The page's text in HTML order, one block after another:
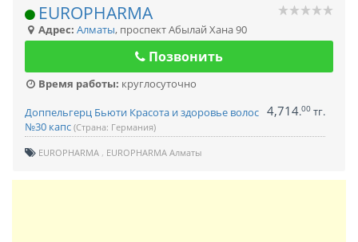
EUROPHARMA
Адрес: Алматы, проспект Абылай Хана 90
Позвонить
Время работы: круглосуточно
Доппельгерц Бьюти Красота и здоровье волос
№30 капс (Страна: Германия)
4,714.00 тг.
EUROPHARMA EUROPHARMA Алматы